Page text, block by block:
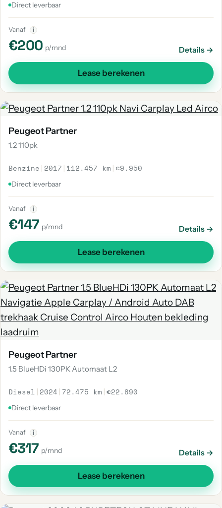
Direct leverbaar
Vanaf i
€200 p/mnd Details →
Lease berekenen
Peugeot Partner
1.2 110pk
Benzine | 2017 | 112.457 km |€9.950
Direct leverbaar
Vanaf i
€147 p/mnd Details →
Lease berekenen
Peugeot Partner
1.5 BlueHDi 130PK Automaat L2
Diesel | 2024 | 72.475 km |€22.890
Direct leverbaar
Vanaf i
€317 p/mnd Details →
Lease berekenen